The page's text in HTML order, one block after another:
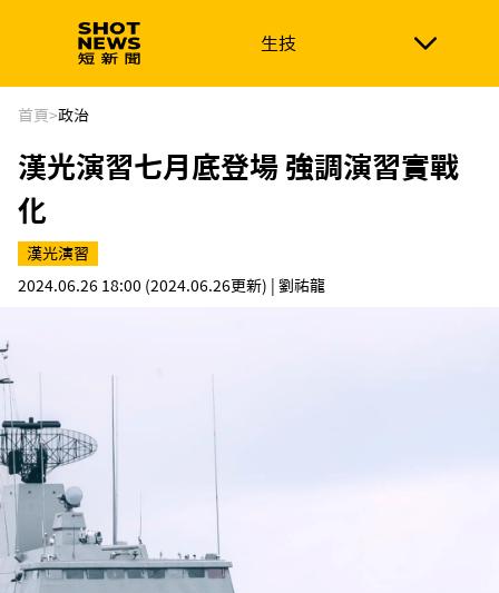
生技
生技 政治
新南向 體育
首頁>政治
漢光演習七月底登場 強調演習實戰
化
漢光演習
2024.06.26 18:00 (2024.06.26更新) | 劉祐龍